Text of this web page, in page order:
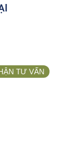
TƯ VẤN